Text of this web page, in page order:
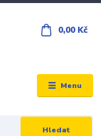
Menu
Hledat
0,00 Kč